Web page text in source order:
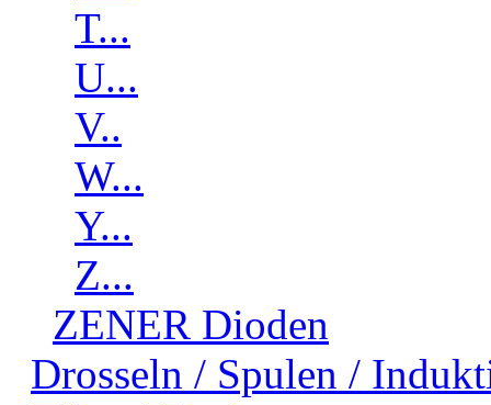
T...
U...
V..
W...
Y...
Z...
ZENER Dioden
Drosseln / Spulen /